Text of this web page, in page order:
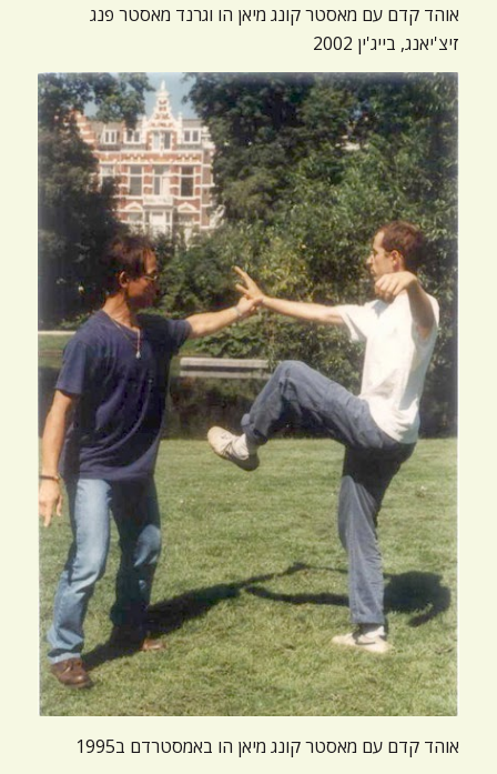
אוהד קדם עם מאסטר קונג מיאן הו וגרנד מאסטר פנג
זיצ'יאנג, בייג'ין 2002
אוהד קדם עם מאסטר קונג מיאן הו באמסטרדם ב1995